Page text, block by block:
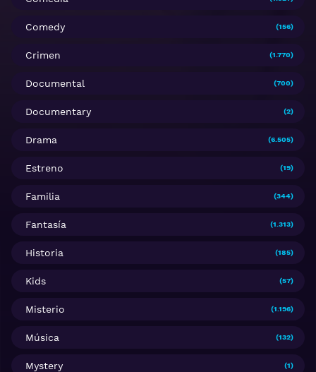
Comedy (156)
Crimen (1.770)
Documental (700)
Documentary (2)
Drama (6.505)
Estreno (19)
Familia (344)
Fantasía (1.313)
Historia (185)
Kids (57)
Misterio (1.196)
Música (132)
Mystery (1)